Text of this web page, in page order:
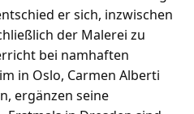
er sich, inzwischen
der Malerei zu
bei namhaften
in Oslo, Carmen Alberti
ergänzen seine